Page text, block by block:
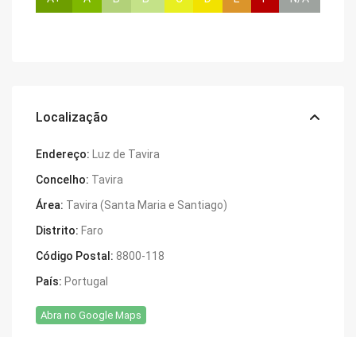
Localização
Endereço: Luz de Tavira
Concelho: Tavira
Área: Tavira (Santa Maria e Santiago)
Distrito: Faro
Código Postal: 8800-118
País: Portugal
Abra no Google Maps